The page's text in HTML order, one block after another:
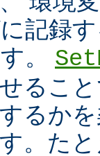
記録
。
るこ
るか
。た